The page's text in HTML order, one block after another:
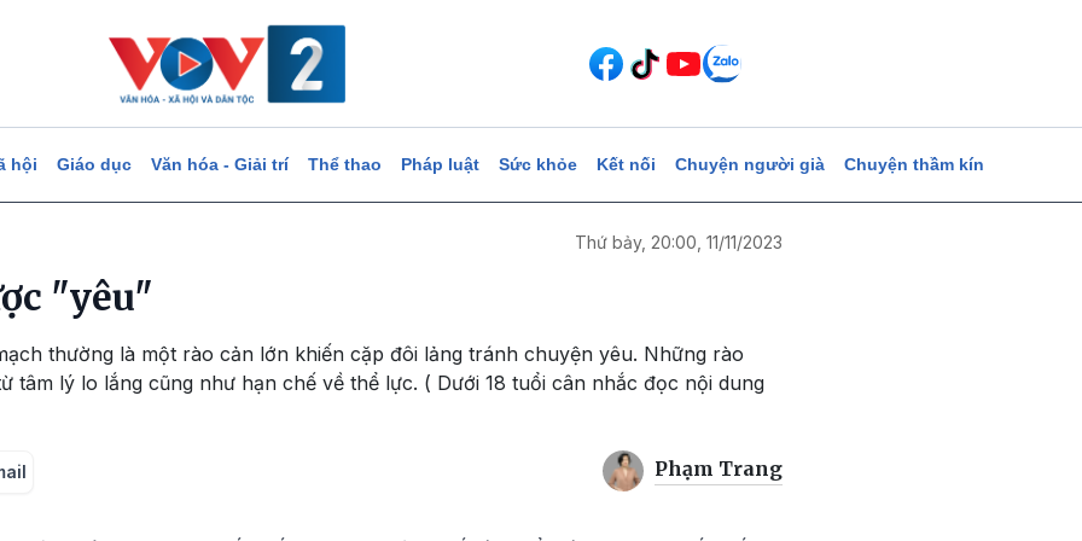
hội Giáo dục Văn hóa - Giải trí Thể thao Pháp luật Sức khỏe Kết nối Chuyện người già Chuyện thầm kín
Thứ bảy, 20:00, 11/11/2023
"yêu"
thường là một rào cản lớn khiến cặp đôi lảng tránh chuyện yêu. Những rào
tâm lý lo lắng cũng như hạn chế về thể lực. ( Dưới 18 tuổi cân nhắc đọc nội dung
Phạm Trang